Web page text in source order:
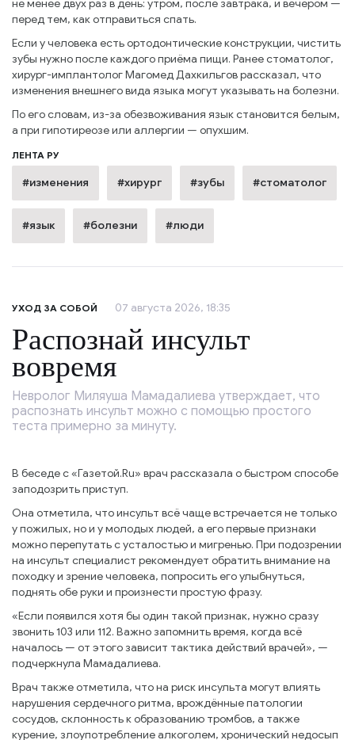
не менее двух раз в день: утром, после завтрака, и вечером —
перед тем, как отправиться спать.
Если у человека есть ортодонтические конструкции, чистить
зубы нужно после каждого приёма пищи. Ранее стоматолог,
хирург-имплантолог Магомед Дахкильгов рассказал, что
изменения внешнего вида языка могут указывать на болезни.
По его словам, из-за обезвоживания язык становится белым,
а при гипотиреозе или аллергии — опухшим.
ЛЕНТА РУ
#изменения #хирург #зубы #стоматолог
#язык #болезни #люди
УХОД ЗА СОБОЙ 07 августа 2026, 18:35
Распознай инсульт
вовремя
Невролог Миляуша Мамадалиева утверждает, что
распознать инсульт можно с помощью простого
теста примерно за минуту.
В беседе с «Газетой.Ru» врач рассказала о быстром способе
заподозрить приступ.
Она отметила, что инсульт всё чаще встречается не только
у пожилых, но и у молодых людей, а его первые признаки
можно перепутать с усталостью и мигренью. При подозрении
на инсульт специалист рекомендует обратить внимание на
походку и зрение человека, попросить его улыбнуться,
поднять обе руки и произнести простую фразу.
«Если появился хотя бы один такой признак, нужно сразу
звонить 103 или 112. Важно запомнить время, когда всё
началось — от этого зависит тактика действий врачей», —
подчеркнула Мамадалиева.
Врач также отметила, что на риск инсульта могут влиять
нарушения сердечного ритма, врождённые патологии
сосудов, склонность к образованию тромбов, а также
курение, злоупотребление алкоголем, хронический недосып